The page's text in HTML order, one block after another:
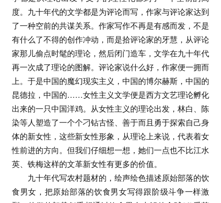
度。九十年代的文学都是为评论而写，作家与评论家达到
了一种空前的共谋关系。作家写作不再是有感而发，不是
有什么了不得的创作冲动，而是拾评论家的牙慧，从评论
家那儿偷点时髦的理论，然后闭门造车，文学在九十年代
再一次成了理论的图解。评论家说什么好，作家便一拥而
上。于是中国的魔幻现实主义，中国的博尔赫斯，中国的
昆德拉，中国的……女性主义文学便是西方文艺理论孵化
出来的一只中国洋鸡。从女性主义的理论出发，林白、陈
染等人塑造了一个个刁钻古怪、善于而且勇于探索自己身
体的新女性，这些新女性形象，从理论上来说，代表着女
性前进的方向。但我们仔细想一想，她们一点也不比江水
英、铁梅这样的文革新女性有更多的价值。
九十年代写农村题材的，绘声绘色描述原始部落的饮
食男女，把原始部落的饮食男女写得跟阶级斗争一样激